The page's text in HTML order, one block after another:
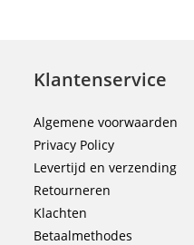
Klantenservice
Algemene voorwaarden
Privacy Policy
Levertijd en verzending
Retourneren
Klachten
Betaalmethodes